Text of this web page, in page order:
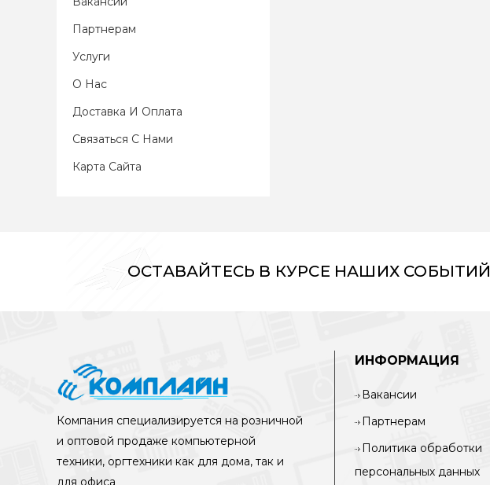
Партнерам
Услуги
О Нас
Доставка И Оплата
Связаться С Нами
Карта Сайта
ОСТАВАЙТЕСЬ В КУРСЕ НАШИХ СОБЫТИЙ
Компания специализируется на розничной
и оптовой продаже компьютерной
техники, оргтехники как для дома, так и
для офиса
ИНФОРМАЦИЯ
Вакансии
Партнерам
Политика обработки
персональных данных